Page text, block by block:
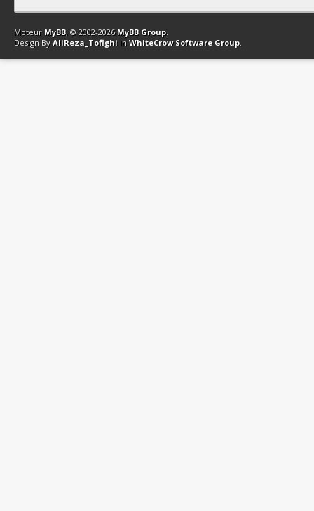
Contact Club Affiliation Retourner en haut Version bas-débit
Moteur MyBB, © 2002-2026 MyBB Group.
Design By AliReza_Tofighi In WhiteCrow Software Group.